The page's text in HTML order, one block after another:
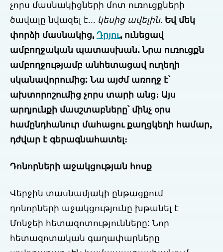
չորս մասնակիցների մոտ ուռուցքների
ծավալը նվազել է... կեսից ավելին. Եվ մեկ
փորձի մասնակից, Դրյու, ունեցավ
ամբողջական պատասխան. Նրա ուռուցքն
ամբողջությամբ անհետացավ ուղեղի
սկանավորումից: Նա այժմ առողջ է՝
ախտորոշումից չորս տարի անց։ Այս
արդյունքի մասշտաբները՝ մինչ օրս
համընդհանուր մահացու քաղցկեղի համար,
դժվար է գերագնահատել։
Դոնորների աջակցության հոսք
Վերջին տասնամյակի ընթացքում
դոնորների աջակցությունը խթանել է
Մոնջեի հետազոտությունները: Նոր
հետազոտական գաղափարները